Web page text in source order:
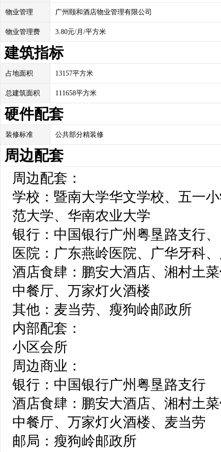
物业管理 广州颐和酒店物业管理有限公司
物业管理费 3.80元/月/平方米
建筑指标
占地面积 13157平方米
总建筑面积 111658平方米
硬件配套
装修标准 公共部分精装修
周边配套
周边配套：
学校：暨南大学华文学校、五一
范大学、华南农业大学
银行：中国银行广州粤垦路支行、
医院：广东燕岭医院、广华牙科
酒店食肆：鹏安大酒店、湘村土
中餐厅、万家灯火酒楼
其他：麦当劳、瘦狗岭邮政所
内部配套：
小区会所
周边商业：
银行：中国银行广州粤垦路支行
酒店食肆：鹏安大酒店、湘村土
中餐厅、万家灯火酒楼、麦当劳
邮局：瘦狗岭邮政所